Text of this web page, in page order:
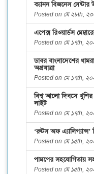
ক্যানন বিজনেস সেন্টার
Posted on মে ২৮th,
এপেক্স রিওয়ার্ডস
Posted on মে ১৭th,
ডাবর বাংলাদেশের
অগ্রযাত্রা
Posted on মে ১৭th,
বিশ্ব আলো দিবসে
লাইট
Posted on মে ১৭th,
‘রুটস অফ
Posted on মে ১৫th,
পামপের সহযোগিতায়
Posted on মে ১৫th,